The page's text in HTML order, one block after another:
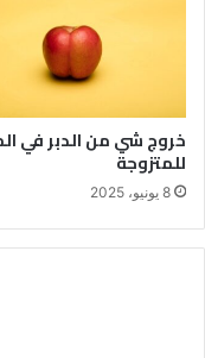
خروج شي من الدبر في
للمتزوجة
8 يونيو، 2025